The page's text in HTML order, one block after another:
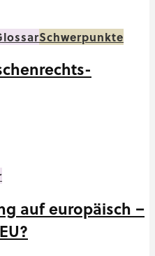
Schwerpunkte
auf europäisch –